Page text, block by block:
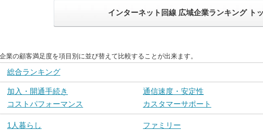
インターネット回線 広域企業ランキング ト
業の顧客満足度を項目別に並び替えて比較することが出来ます。
総合ランキング
加入・開通手続き 通信速度・安定性
コストパフォーマンス
カスタマーサポート
1人暮らし ファミリー